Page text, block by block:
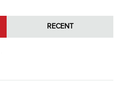
RECENT